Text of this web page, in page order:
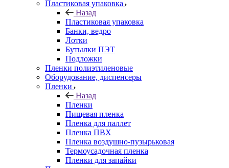
Пластиковая упаковка
Назад
Пластиковая упаковка
Банки, ведро
Лотки
Бутылки ПЭТ
Подложки
Пленки полиэтиленовые
Оборудование, диспенсеры
Пленки
Назад
Пленки
Пищевая пленка
Пленка для паллет
Пленка ПВХ
Пленка воздушно-пузырьковая
Термоусадочная пленка
Пленки для запайки